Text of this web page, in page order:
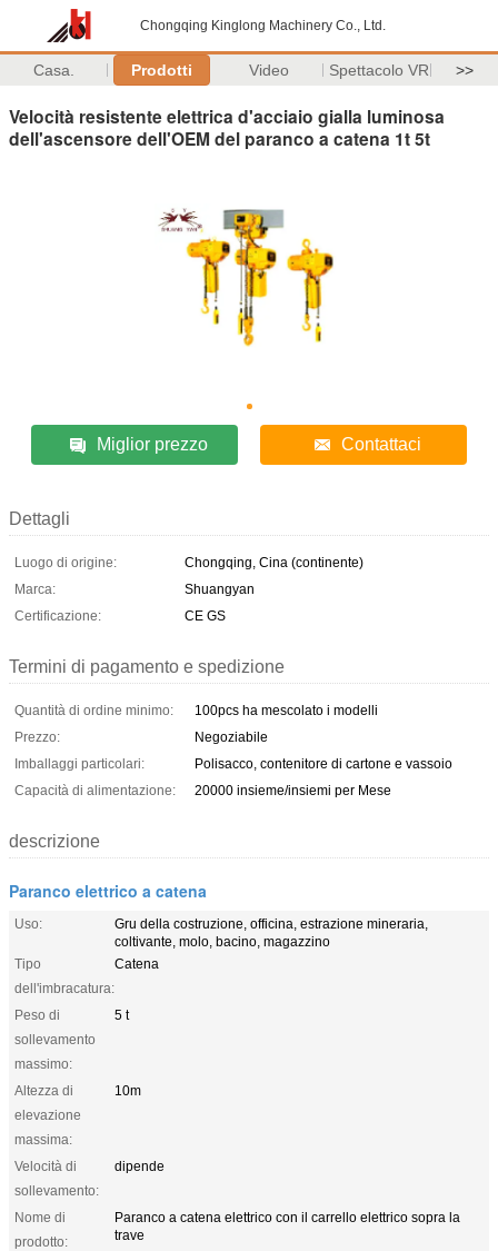
Chongqing Kinglong Machinery Co., Ltd.
Casa. Prodotti Video Spettacolo VR >>
Velocità resistente elettrica d'acciaio gialla luminosa
dell'ascensore dell'OEM del paranco a catena 1t 5t
Miglior prezzo Contattaci
Dettagli
Luogo di origine:
Chongqing, Cina (continente)
Marca:
Shuangyan
Certificazione:
CE GS
Termini di pagamento e spedizione
Quantità di ordine minimo:
100pcs ha mescolato i modelli
Prezzo:
Negoziabile
Imballaggi particolari:
Polisacco, contenitore di cartone e vassoio
Capacità di alimentazione:
20000 insieme/insiemi per Mese
descrizione
Paranco elettrico a catena
Uso:
Gru della costruzione, officina, estrazione mineraria,
coltivante, molo, bacino, magazzino
Tipo
dell'imbracatura:
Catena
Peso di
sollevamento
massimo:
5 t
Altezza di
elevazione
massima:
10m
Velocità di
sollevamento:
dipende
Nome di
prodotto:
Paranco a catena elettrico con il carrello elettrico sopra la
trave